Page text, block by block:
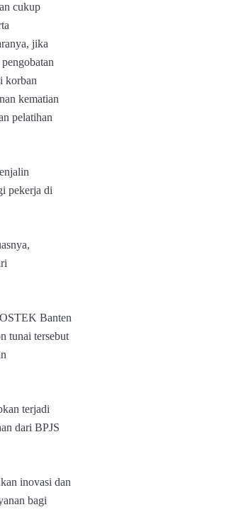
cukup
jika
korban
kematian
pelatihan
pekerja di
Banten
tunai tersebut
terjadi
dari BPJS
inovasi dan
bagi